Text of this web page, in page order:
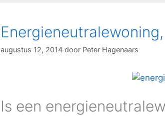
augustus 12, 2014 door Peter Hagenaars
Is een